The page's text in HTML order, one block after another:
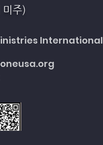
미주)
International